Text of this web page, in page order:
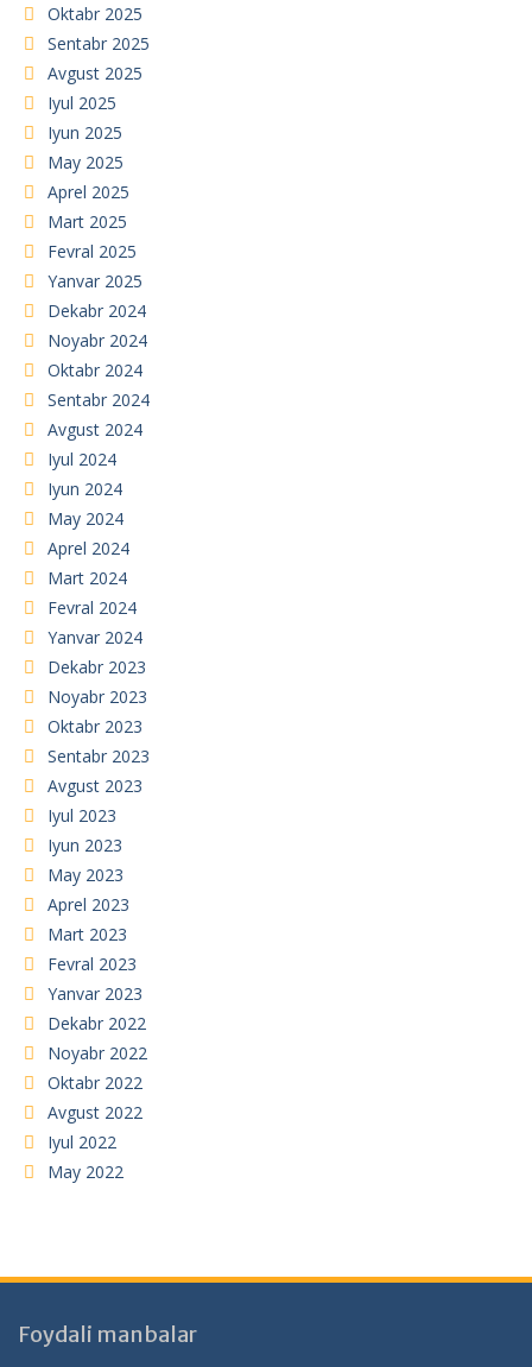
Oktabr 2025
Sentabr 2025
Avgust 2025
Iyul 2025
Iyun 2025
May 2025
Aprel 2025
Mart 2025
Fevral 2025
Yanvar 2025
Dekabr 2024
Noyabr 2024
Oktabr 2024
Sentabr 2024
Avgust 2024
Iyul 2024
Iyun 2024
May 2024
Aprel 2024
Mart 2024
Fevral 2024
Yanvar 2024
Dekabr 2023
Noyabr 2023
Oktabr 2023
Sentabr 2023
Avgust 2023
Iyul 2023
Iyun 2023
May 2023
Aprel 2023
Mart 2023
Fevral 2023
Yanvar 2023
Dekabr 2022
Noyabr 2022
Oktabr 2022
Avgust 2022
Iyul 2022
May 2022
Foydali manbalar